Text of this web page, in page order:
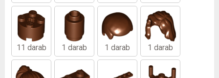
11 darab 1 darab 1 darab 1 darab